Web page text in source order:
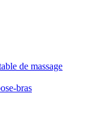
de massage
bras